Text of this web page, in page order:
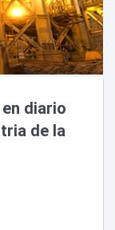
diario
de la